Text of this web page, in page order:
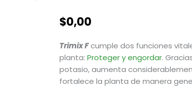
$0,00
Trimix Fcumple dos funciones
planta: Proteger y engordar.
potasio, aumenta
fortalece la planta de manera